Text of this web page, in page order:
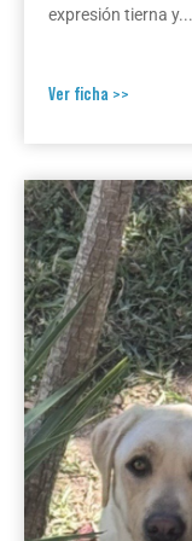
expresión tierna y...
Ver ficha >>